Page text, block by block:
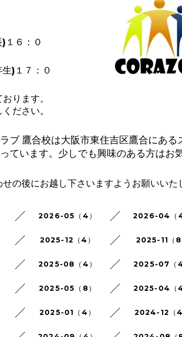
１６：０
)１７：０
ります。
ださい。
ブ 鷹合校は大阪市東住吉区鷹合にある
ています。少しでも興味のある方はお
の後にお越し下さいますようお願いいた
2026-05（4） 2026-04（4
2025-12（4） 2025-11（8
2025-08（4） 2025-07（4
2025-05（8） 2025-04（4
2025-01（4） 2024-12（4